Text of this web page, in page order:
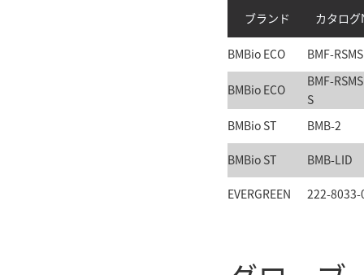
ブランド カタログ
BMBio ECO BMF-
BMBio ECO
BMF-
S
BMBio ST
BMB-2
BMBio ST BMB-LID
EVERGREEN 222-8033-